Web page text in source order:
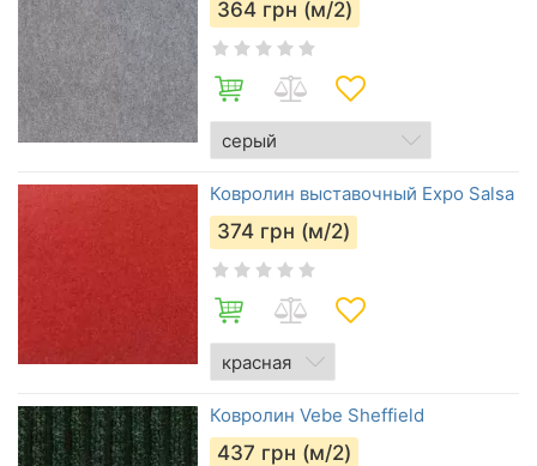
364 грн (м/2)
Ковролин выставочный Expo Salsa
374 грн (м/2)
Ковролин Vebe Sheffield
437 грн (м/2)